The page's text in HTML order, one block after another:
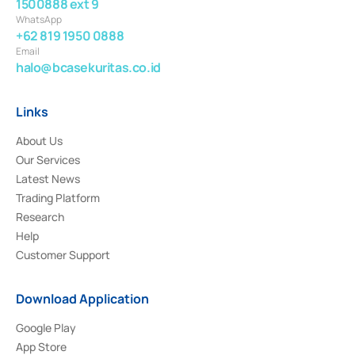
1500888 ext 9
WhatsApp
+62 819 1950 0888
Email
halo@bcasekuritas.co.id
Links
About Us
Our Services
Latest News
Trading Platform
Research
Help
Customer Support
Download Application
Google Play
App Store